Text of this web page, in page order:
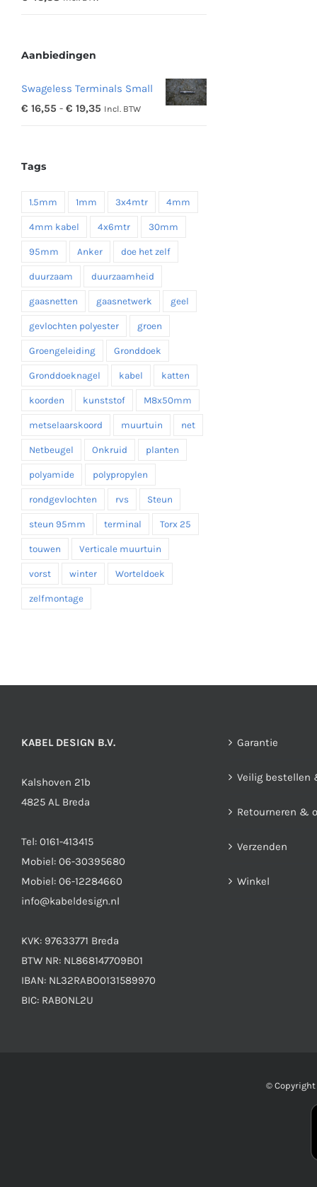
Aanbiedingen
Swageless Terminals Small
€ 16,55 - € 19,35 Prijsklasse:
Incl. BTW
Tags
1.5mm 1mm 3x4mtr 4mm
4mm kabel 4x6mtr 30mm
95mm Anker doe het zelf
duurzaam duurzaamheid
gaasnetten gaasnetwerk geel
gevlochten polyester groen
Groengeleiding Gronddoek
Gronddoeknagel kabel katten
koorden kunststof M8x50mm
metselaarskoord muurtuin net
Netbeugel Onkruid planten
polyamide polypropylen
rondgevlochten rvs Steun
steun 95mm terminal Torx 25
touwen Verticale muurtuin
vorst winter Worteldoek
zelfmontage
KABEL DESIGN B.V.
Kalshoven 21b
4825 AL Breda
Tel: 0161-413415
Mobiel: 06-30395680
Mobiel: 06-12284660
info@kabeldesign.nl
KVK: 97633771 Breda
BTW NR: NL868147709B01
IBAN: NL32RABO0131589970
BIC: RABONL2U
Garantie
Veilig bestellen
Retourneren &
Verzenden
Winkel
© Copyright